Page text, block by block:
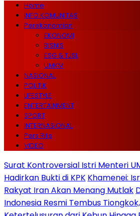
Home
INFO KOMUNITAS
Perekonomian
EKONOMI
BISNIS
ESG & TJSL
UMKM
NASIONAL
POLITIK
LIFESTYLE
ENTERTAINMENT
SPORT
INTERNASIONAL
Pers Rilis
VIDEO
Surat Kontroversial Istri Menteri
Hadirkan Bukti di KPK Khamenei:
Rakyat Iran Akan Menang Mutlak
Indonesia Resmi Tembus